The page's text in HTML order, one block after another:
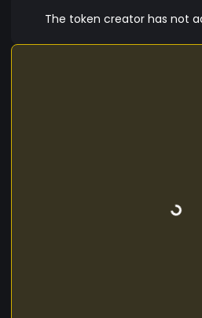
The token creator has not